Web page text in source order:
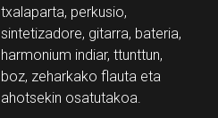
txalaparta, perkusio,
sintetizadore, gitarra, bateria,
harmonium indiar, ttunttun,
boz, zeharkako flauta eta
ahotsekin osatutakoa.